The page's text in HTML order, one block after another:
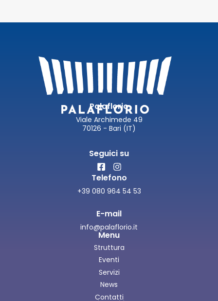
Palaflorio
Viale Archimede 49
70126 - Bari (IT)
Seguici su
Telefono
+39 080 964 54 53
E-mail
info@palaflorio.it
Menu
Struttura
Eventi
Servizi
News
Contatti